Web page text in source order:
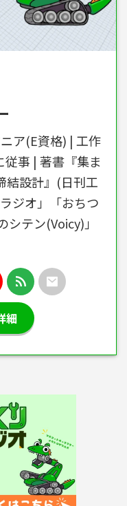
ア(E資格) | 工作
事 | 著書『集ま
結設計』(日刊工
ジオ」「おちつ
シテン(Voicy)」
細